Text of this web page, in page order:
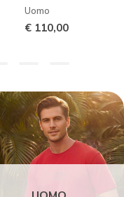
Uomo
€ 110,00